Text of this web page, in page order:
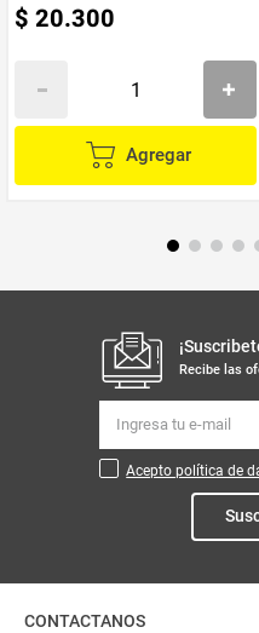
$ 20.300
Agregar
Recibe las
Acepto política de
CONTACTANOS